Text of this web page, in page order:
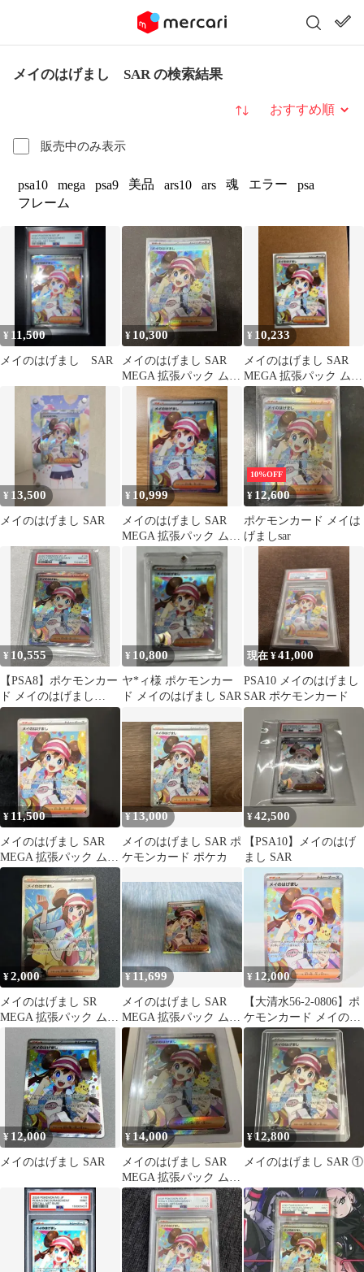
メイのはげまし SAR の検索結果
販売中のみ表示
並び替え
psa10 mega psa9 美品 ars10 ars 魂 エラー
psa
フレーム
¥ 11,500
メイのはげまし SAR
¥ 10,300
メイのはげまし SAR
MEGA 拡張パック ムニ
キスゼロ キラ 115/080
¥ 10,233
メイのはげまし SAR
MEGA 拡張パック ムニ
キスゼロ キラ 115/080
¥ 13,500
メイのはげまし SAR
¥ 10,999
メイのはげまし SAR
MEGA 拡張パック ムニ
キスゼロ キラ 115/080
10%OFF
¥ 12,600
ポケモンカード メイは
げましsar
¥ 10,555
【PSA8】ポケモンカー
ド メイのはげまし
115/080 SAR
¥ 10,800
ヤ*ィ様 ポケモンカー
ド メイのはげまし SAR
現在 ¥41,000
PSA10 メイのはげまし
SAR ポケモンカード
¥ 11,500
メイのはげまし SAR
MEGA 拡張パック ムニ
キスゼロ キラ 115/080
¥13,000
メイのはげまし SAR ポ
ケモンカード ポケカ
¥42,500
【PSA10】メイのはげ
まし SAR
¥2,000
メイのはげまし SR
MEGA 拡張パック ムニ
¥11,699
メイのはげまし SAR
MEGA 拡張パック ムニ
キスゼロ キラ 115/080
¥ 12,000
【大清水56-2-0806】ポ
ケモンカード メイのは
げまし SAR M3 115/080
¥ 12,000
メイのはげまし SAR
¥ 14,000
メイのはげまし SAR
MEGA 拡張パック ムニ
キスゼロ キラ 115/080
¥12,800
メイのはげまし SAR ①